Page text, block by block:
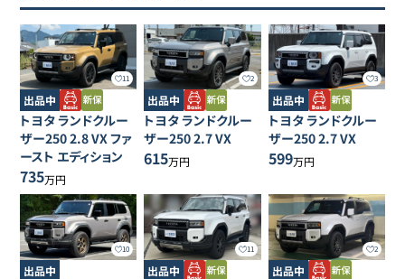
11
出品中
トヨタランドクルー
ザー2502.8 VX ファ
ースト エディション
735万円
2
出品中
トヨタランドクルー
ザー2502.7 VX
615万円
3
出品中
トヨタランドクルー
ザー2502.7 VX
599万円
10
出品中
11
出品中
2
出品中